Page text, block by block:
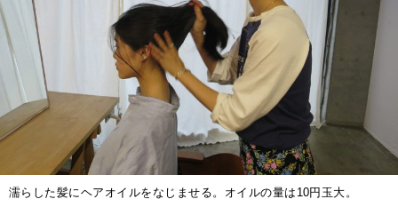
濡らした髪にヘアオイルをなじませる。オイルの量は10円玉大。